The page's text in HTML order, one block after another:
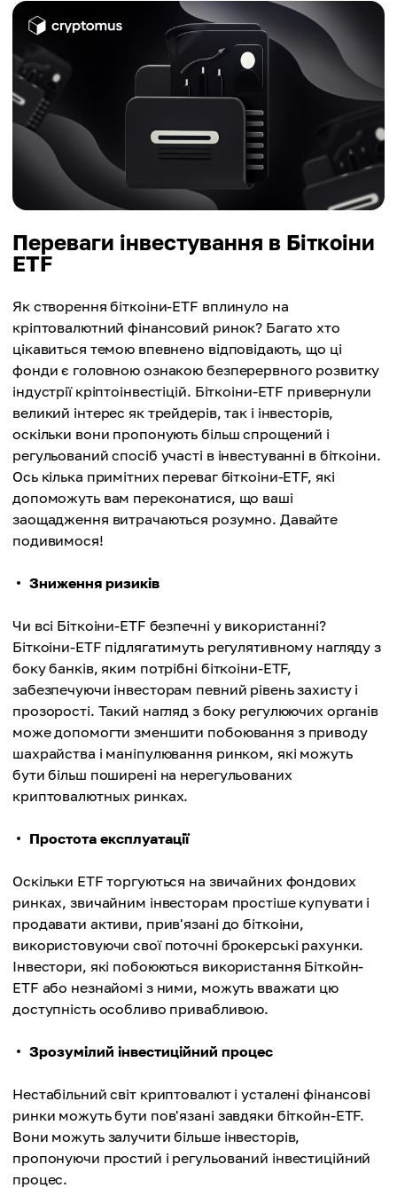
Переваги інвестування в Біткоіни
ETF
Як створення біткоіни-ETF вплинуло на
кріптовалютний фінансовий ринок? Багато хто
цікавиться темою впевнено відповідають, що ці
фонди є головною ознакою безперервного розвитку
індустрії кріптоінвестіцій. Біткоіни-ETF привернули
великий інтерес як трейдерів, так і інвесторів,
оскільки вони пропонують більш спрощений і
регульований спосіб участі в інвестуванні в біткоіни.
Ось кілька примітних переваг біткоіни-ETF, які
допоможуть вам переконатися, що ваші
заощадження витрачаються розумно. Давайте
подивимося!
Зниження ризиків
Чи всі Біткоіни-ETF безпечні у використанні?
Біткоіни-ETF підлягатимуть регулятивному нагляду з
боку банків, яким потрібні біткоіни-ETF,
забезпечуючи інвесторам певний рівень захисту і
прозорості. Такий нагляд з боку регулюючих органів
може допомогти зменшити побоювання з приводу
шахрайства і маніпулювання ринком, які можуть
бути більш поширені на нерегульованих
криптовалютных ринках.
Простота експлуатації
Оскільки ETF торгуються на звичайних фондових
ринках, звичайним інвесторам простіше купувати і
продавати активи, прив'язані до біткоіни,
використовуючи свої поточні брокерські рахунки.
Інвестори, які побоюються використання Біткойн-
ETF або незнайомі з ними, можуть вважати цю
доступність особливо привабливою.
Зрозумілий інвестиційний процес
Нестабільний світ криптовалют і усталені фінансові
ринки можуть бути пов'язані завдяки біткойн-ETF.
Вони можуть залучити більше інвесторів,
пропонуючи простий і регульований інвестиційний
процес.